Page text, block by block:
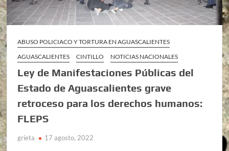
ABUSO POLICIACO Y TORTURA EN AGUASCALIENTES
AGUASCALIENTES
CINTILLO NOTICIAS NACIONALES
Ley de Manifestaciones Públicas del
Estado de Aguascalientes grave
retroceso para los derechos humanos:
FLEPS
grieta 17 agosto, 2022